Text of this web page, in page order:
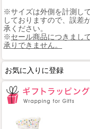
※サイズは外側を計測し
しておりますので、誤差
承ください。
※セール商品につきまし
承りできません。
お気に入りに登録